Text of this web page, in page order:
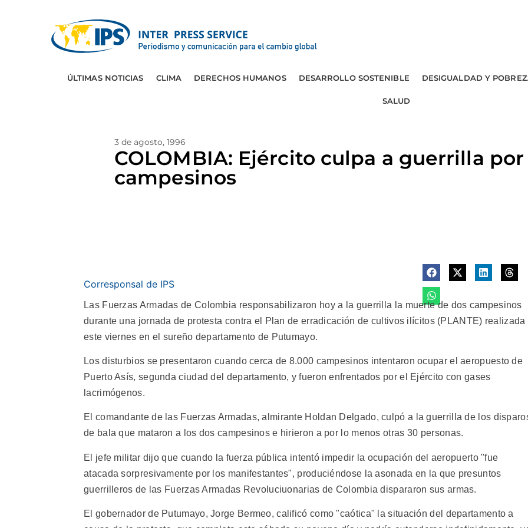
ÚLTIMAS NOTICIAS CLIMA DERECHOS HUMANOS DESARROLLO SOSTENIBLE DESIGUALDAD Y
SALUD
3 de agosto, 1996
COLOMBIA: Ejército culpa a guerrilla
campesinos
Corresponsal de IPS
Las Fuerzas Armadas de Colombia responsabilizaron hoy a la guerrilla la muerte de dos campesinos
durante una jornada de protesta contra el Plan de erradicación de cultivos ilícitos (PLANTE) realizada
este viernes en el sureño departamento de Putumayo.
Los disturbios se presentaron cuando cerca de 8.000 campesinos intentaron ocupar el aeropuesto de
Puerto Asís, segunda ciudad del departamento, y fueron enfrentados por el Ejército con gases
lacrimógenos.
El comandante de las Fuerzas Armadas, almirante Holdan Delgado, culpó a la guerrilla de los
de bala que mataron a los dos campesinos e hirieron a por lo menos otras 30 personas.
El jefe militar dijo que cuando la fuerza pública intentó impedir la ocupación del aeropuerto "fue
atacada sorpresivamente por los manifestantes", produciéndose la asonada en la que presuntos
guerrilleros de las Fuerzas Armadas Revoluciuonarias de Colombia dispararon sus armas.
El gobernador de Putumayo, Jorge Bermeo, calificó como "caótica" la situación del departamento a